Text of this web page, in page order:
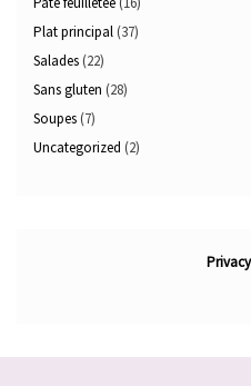
Plat principal (37)
Salades (22)
Sans gluten (28)
Soupes (7)
Uncategorized (2)